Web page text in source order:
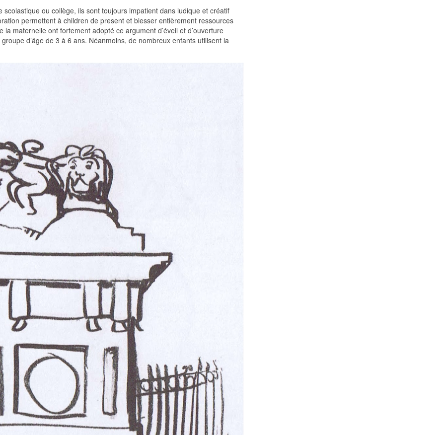
ou collège, ils sont toujours impatient dans ludique et créatif
permettent à children de present et blesser entièrement ressources
maternelle ont fortement adopté ce argument d’éveil et d’ouverture
d’âge de 3 à 6 ans. Néanmoins, de nombreux enfants utilisent la